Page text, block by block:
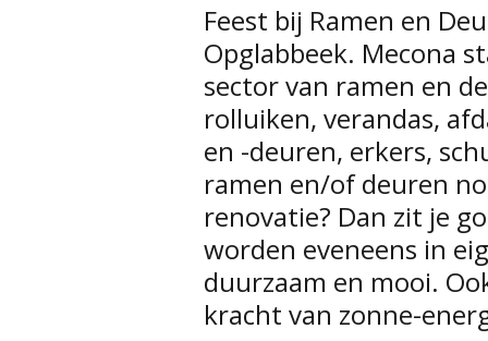
Feest bij Ramen en
Opglabbeek. Mecona
sector van ramen en
rolluiken, verandas,
en -deuren, erkers,
ramen en/of deuren
renovatie? Dan zit je
worden eveneens in
duurzaam en mooi.
kracht van zonne-